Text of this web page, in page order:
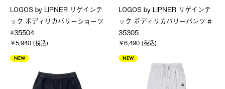
LOGOS by LIPNER リゲインテ
ック ボディリカバリーショーツ
#35504
￥5,940 (税込)
LOGOS by LIPNER リゲインテ
ック ボディリカバリーパンツ #
35305
￥6,490 (税込)
NEW NEW